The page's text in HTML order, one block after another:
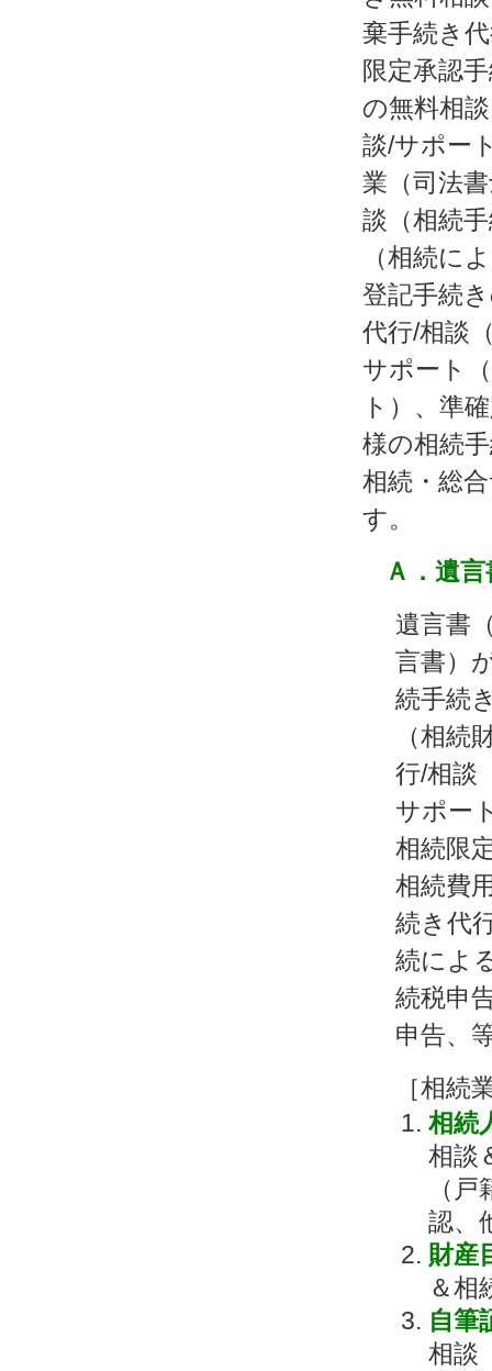
棄手続き
限定承認
の無料相
談/サポー
業（司法
談（相続
（相続に
登記手続
代行/相談
サポート
ト）、準
様の相続
相続・総
す。
Ａ．遺
遺言書
言書）
続手続
（相続
行/相談
サポー
相続限
相続費
続き代
続によ
続税申
申告、
［相続
相続
相談
（
認、
財産
＆相
自筆
相談